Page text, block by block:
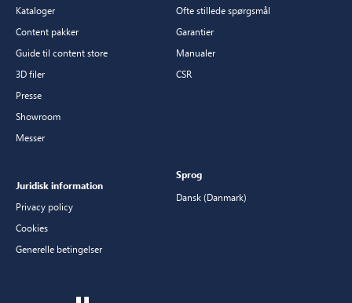
Kataloger
Content pakker
Guide til content store
3D filer
Presse
Showroom
Messer
Ofte stillede spørgsmål
Garantier
Manualer
CSR
Juridisk information
Privacy policy
Cookies
Generelle betingelser
Sprog
Dansk (Danmark)